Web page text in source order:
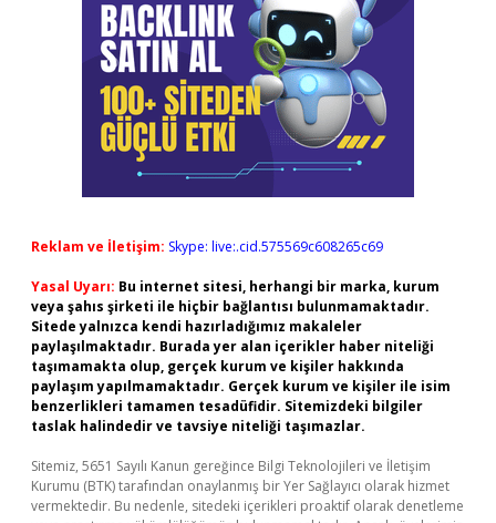
Reklam ve İletişim: Skype: live:.cid.575569c608265c69
Yasal Uyarı: Bu internet sitesi, herhangi bir marka, kurum
veya şahıs şirketi ile hiçbir bağlantısı bulunmamaktadır.
Sitede yalnızca kendi hazırladığımız makaleler
paylaşılmaktadır. Burada yer alan içerikler haber niteliği
taşımamakta olup, gerçek kurum ve kişiler hakkında
paylaşım yapılmamaktadır. Gerçek kurum ve kişiler ile isim
benzerlikleri tamamen tesadüfidir. Sitemizdeki bilgiler
taslak halindedir ve tavsiye niteliği taşımazlar.
Sitemiz, 5651 Sayılı Kanun gereğince Bilgi Teknolojileri ve İletişim
Kurumu (BTK) tarafından onaylanmış bir Yer Sağlayıcı olarak hizmet
vermektedir. Bu nedenle, sitedeki içerikleri proaktif olarak denetleme